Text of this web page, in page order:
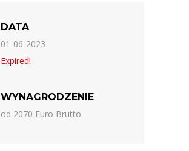
DATA
01-06-2023
Expired!
WYNAGRODZENIE
od 2070 Euro Brutto